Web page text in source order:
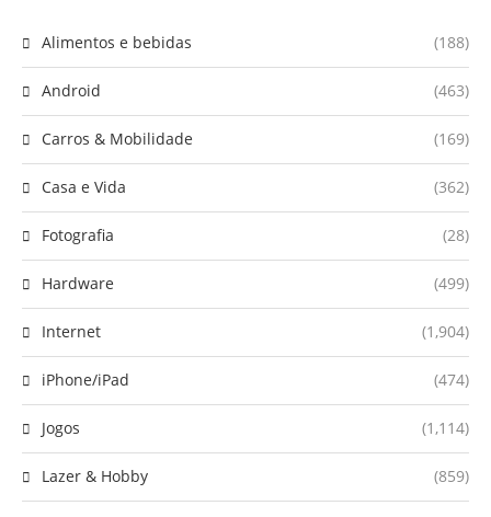
Alimentos e bebidas (188)
Android (463)
Carros & Mobilidade (169)
Casa e Vida (362)
Fotografia (28)
Hardware (499)
Internet (1,904)
iPhone/iPad (474)
Jogos (1,114)
Lazer & Hobby (859)